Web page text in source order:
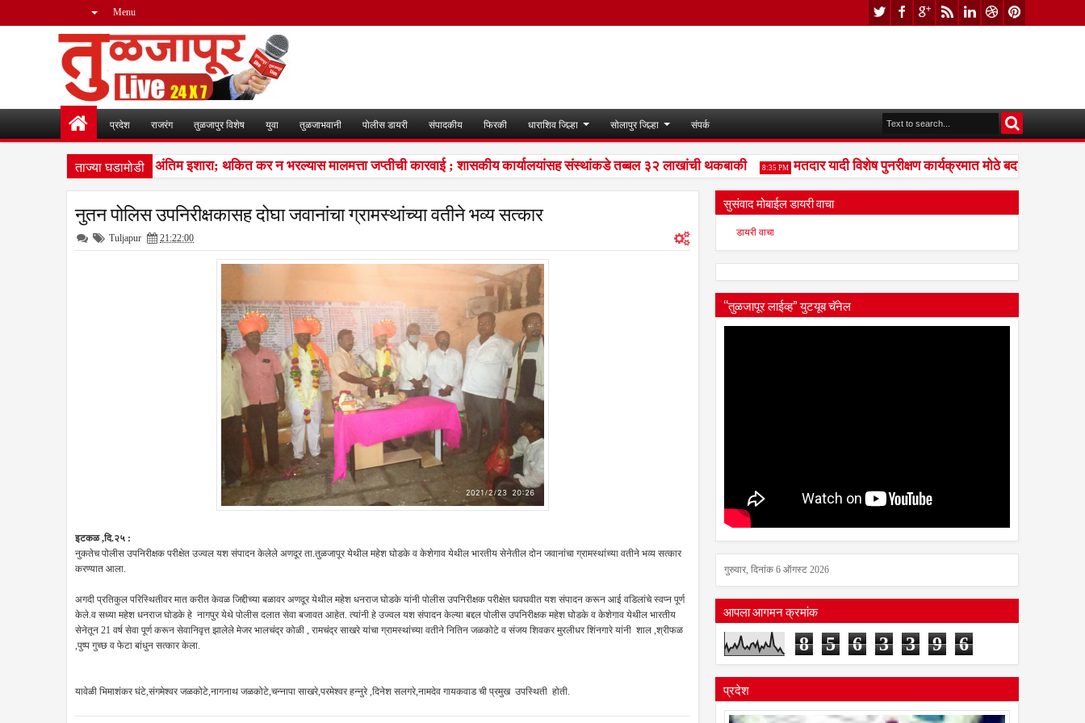
Menu
प्रदेश राजरंग तुळजापुर विशेष युवा तुळजाभवानी पोलीस डायरी संपादकीय फिरकी धाराशिव जिल्हा सोलापुर जिल्हा संपर्क
ताज्या घडामोडी
थकबाकीदारांना पालिकेचा अंतिम इशारा; थकित कर न भरल्यास मालमत्ता जप्तीची कारवाई ; शासकीय कार्यालयांसह संस्थांकडे तब्बल ३२ लाखांची थकबाकी 8:35 PM मतदार यादी विशेष पुनरीक्षण कार्यक्रमात मोठे बदल; भारत
नुतन पोलिस उपनिरीक्षकासह दोघा जवानांचा ग्रामस्थांच्या वतीने भव्य सत्कार
Tuljapur 21:22:00
इटकळ ,दि.२५ :
नुकतेच पोलीस उपनिरीक्षक परीक्षेत उज्वल यश संपादन केलेले अणदूर ता.तुळजापूर येथील महेश घोडके व केशेगाव येथील भारतीय सेनेतील दोन जवानांचा ग्रामस्थांच्या वतीने भव्य सत्कार
करण्यात आला.
अगदी प्रतिकुल परिस्थितीवर मात करीत केवळ जिद्दीच्या बळावर अणदूर येथील महेश धनराज घोडके यांनी पोलीस उपनिरीक्षक परीक्षेत घवघवीत यश संपादन करून आई वडिलांचे स्वप्न पूर्ण
केले.व सध्या महेश धनराज घोडके हे नागपुर येथे पोलीस दलात सेवा बजावत आहेत. त्यांनी हे उज्वल यश संपादन केल्या बद्दल पोलीस उपनिरीक्षक महेश घोडके व केशेगाव येथील भारतीय
सेनेतून 21 वर्ष सेवा पूर्ण करून सेवानिवृत्त झालेले मेजर भालचंद्र कोळी , रामचंद्र साखरे यांचा ग्रामस्थांच्या वतीने नितिन जळकोटे व संजय शिवकर मुरलीधर शिंनगारे यांनी शाल ,श्रीफळ
,पुष्प गुच्छ व फेटा बांधुन सत्कार केला.
यावेळी भिमाशंकर घंटे,संगमेश्वर जळकोटे,नागनाथ जळकोटे,चन्नापा साखरे,परमेश्वर हन्नुरे ,दिनेश सलगरे,नामदेव गायकवाड ची प्रमुख उपस्थिती होती.
सुसंवाद मोबाईल डायरी वाचा
डायरी वाचा
“तुळजापूर लाईव्ह” युटयूब चॅनेल
गुरुवार, दिनांक 6 ऑगस्ट 2026
आपला आगमन क्रमांक
8 5 6 3 3 9 6
प्रदेश